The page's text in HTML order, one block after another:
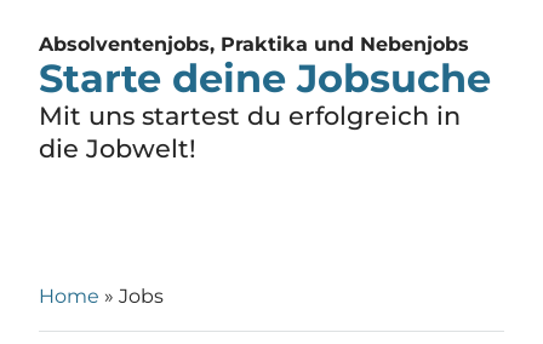
Absolventenjobs, Praktika und Nebenjobs
Starte deine Jobsuche
Mit uns startest du erfolgreich in
die Jobwelt!
Home » Jobs